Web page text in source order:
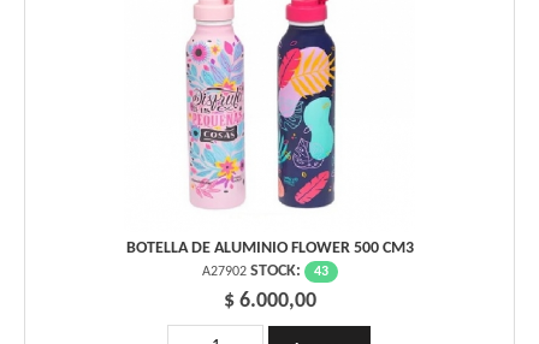
BOTELLA DE ALUMINIO FLOWER 500 CM3
A27902 STOCK: 43
$ 6.000,00